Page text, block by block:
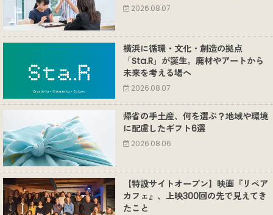
2026.08.07
横浜に循環・文化・創造の拠点
「Sta.R」が誕生。廃材やアートから
未来を考える場へ
2026.08.07
帰省の手土産、何を選ぶ？地域や環境
に配慮したギフト6選
2026.08.06
【特設サイトオープン】映画『リペア
カフェ』、上映300回の先で見えてき
たこと